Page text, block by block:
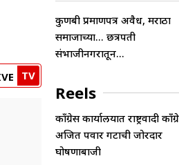
TV
कुणबी प्रमाणपत्र अवैध, मराठा
समाजाच्या... छत्रपती
संभाजीनगरातून...
Reels
काँग्रेस कार्यालयात राष्ट्रवादी
अजित पवार गटाची जोरदार
घोषणाबाजी